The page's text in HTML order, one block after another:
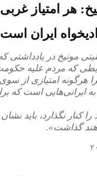
هر امتیاز
ایران است
مونیخ در یادداشتی
که مردم علیه
هرگونه امتیازی
ایرانی‌هایی است که
نگذارد، باید نشان
گذاشت».